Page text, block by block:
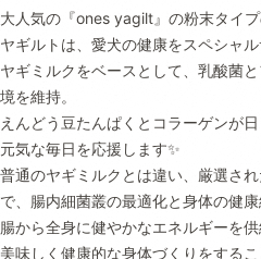
大人気の『ones yagilt』の粉末タイ
ヤギルトは、愛犬の健康をスペシャ
ヤギミルクをベースとして、乳酸菌
境を維持。
えんどう豆たんぱくとコラーゲンが
元気な毎日を応援します✨
普通のヤギミルクとは違い、厳選さ
で、腸内細菌叢の最適化と身体の健
腸から全身に健やかなエネルギーを
美味しく健康的な身体づくりをするこ